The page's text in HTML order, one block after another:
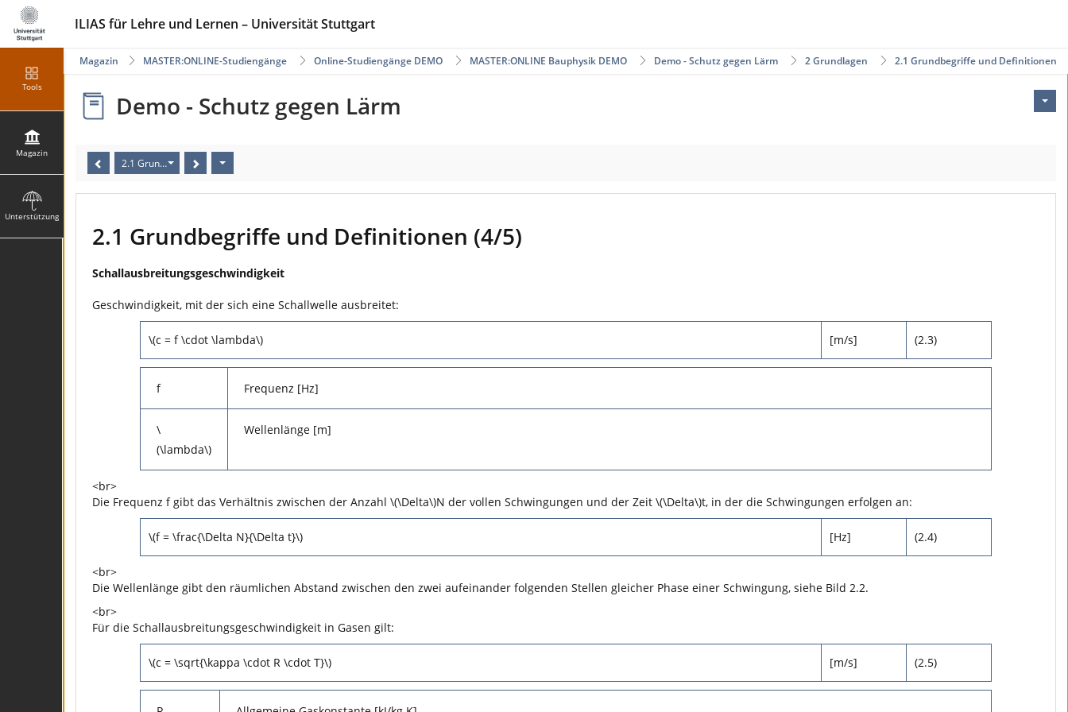
ILIAS für Lehre und Lernen – Universität Stuttgart
Tools
Magazin
Unterstützung
2.1 Grundbegriffe und Definitionen
2 Grundlagen
Demo - Schutz gegen Lärm
MASTER:ONLINE Bauphysik DEMO
Online-Studiengänge DEMO
MASTER:ONLINE-Studiengänge
Magazin
Demo - Schutz gegen Lärm
2.1 Grundbegriffe und Definitionen (4/5)
2.1 Grundbegriffe und Definitionen (4/5)
Schallausbreitungsgeschwindigkeit
Geschwindigkeit, mit der sich eine Schallwelle ausbreitet:
\(c = f \cdot \lambda\) [m/s] (2.3)
f Frequenz [Hz]
\
(\lambda\)
Wellenlänge [m]
<br>
Die Frequenz f gibt das Verhältnis zwischen der Anzahl \(\Delta\)N der vollen Schwingungen und der Zeit \(\Delta\)t, in der die Schwingungen erfolgen an:
\(f = \frac{\Delta N}{\Delta t}\) [Hz] (2.4)
<br>
Die Wellenlänge gibt den räumlichen Abstand zwischen den zwei aufeinander folgenden Stellen gleicher Phase einer Schwingung, siehe Bild 2.2.
<br>
Für die Schallausbreitungsgeschwindigkeit in Gasen gilt:
\(c = \sqrt{\kappa \cdot R \cdot T}\) [m/s] (2.5)